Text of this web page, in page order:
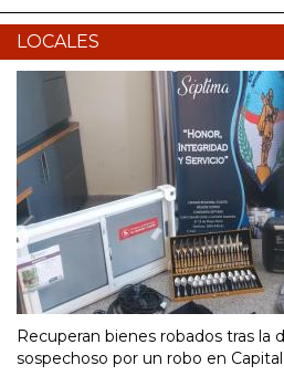
LOCALES
Recuperan bienes robados tras la
sospechoso por un robo en Capital